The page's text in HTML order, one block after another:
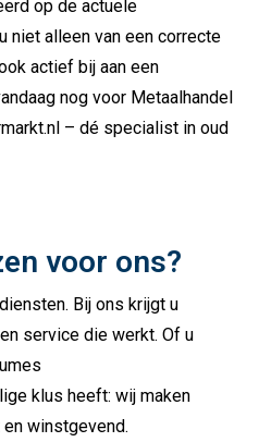
op de actuele
niet alleen van een correcte
actief bij aan een
nog voor Metaalhandel
– dé specialist in oud
voor ons?
Bij ons krijgt u
service die werkt. Of u
klus heeft: wij maken
winstgevend.